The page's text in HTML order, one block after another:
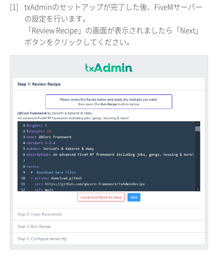
[1]
txAdminのセットアップが完了した後、FiveMサーバー
の設定を行います。
「Review Recipe」の画面が表示されましたら「Next」
ボタンをクリックしてください。